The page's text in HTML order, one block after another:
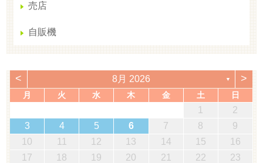
売店
自販機
< 8月 2026 ▼ >
月 火 水 木 金 土 日
1
2
3
4 5 6 7 8
9
10
11 12 13 14 15
16
17
18 19 20 21 22
23